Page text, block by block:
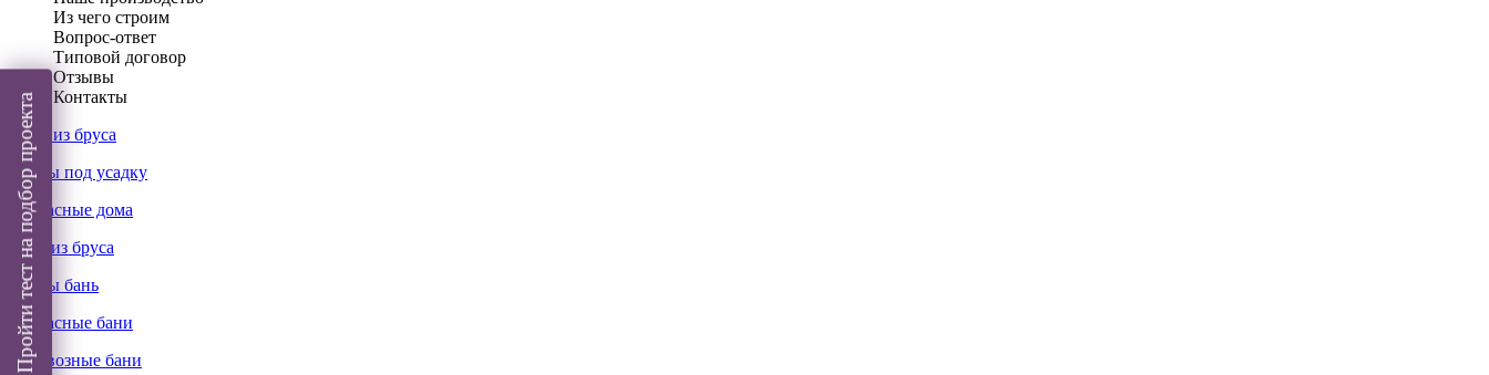
Из чего строим
Вопрос-ответ
Типовой договор
Отзывы
Контакты
Дома из бруса
Срубы под усадку
Каркасные дома
Бани из бруса
Срубы бань
Каркасные бани
Перевозные бани
Пройти тест на подбор проекта